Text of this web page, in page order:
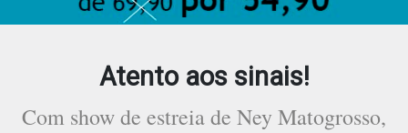
Atento aos sinais!
Com show de estreia de Ney Matogrosso,